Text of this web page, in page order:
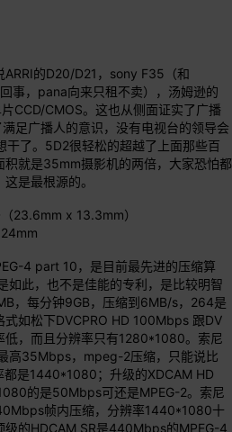
的D20/D21，sony F35（和
事，pana向来只租不卖），汤姆逊的
CCD/CMOS。这也从侧面证实了广播
足广播人的意识，没有电视台的领导会
干了。5D2很轻松的超越了上面那些百
积就是35mm摄影机的两倍，大家恐怕都
是最根源的。
23.6mm x 13.3mm）
4 part 10，是目前最先进的压缩算
如此，也不是佳能的专利，是比较明智
，每分钟9GB，压缩到6MB/s，264是
式如松下DVCPRO HD 100Mbps 跟DV
低，而且分辨率只有1280*1080。索尼
高35Mbps，mpeg-2压缩，只能说比
是1440*1080；升级的XDCAM HD
的是50Mbps可还是MPEG-2。索尼
帧内压缩，分辨率1440*1080十
级的HDCAM SR是440Mbps的MPEG-4